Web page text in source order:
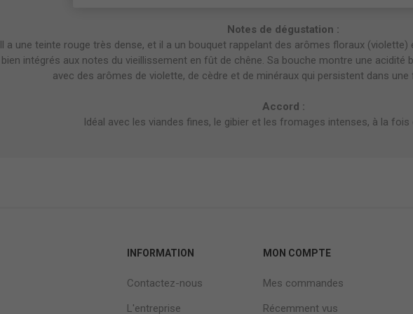
Notes de dégustation :
Il a une teinte rouge très dense, et il a un bouquet rappelant des arômes floraux
bien intégrés aux notes du vieillissement en fût de chêne. Sa bouche montre une acidité
avec des arômes de violette, de cèdre et de minéraux qui persistent dans
Accord :
Idéal avec les viandes fines, le gibier et les fromages intenses, à la
INFORMATION
Contactez-nous
L'entreprise
MON COMPTE
Mes commandes
Récemment vus